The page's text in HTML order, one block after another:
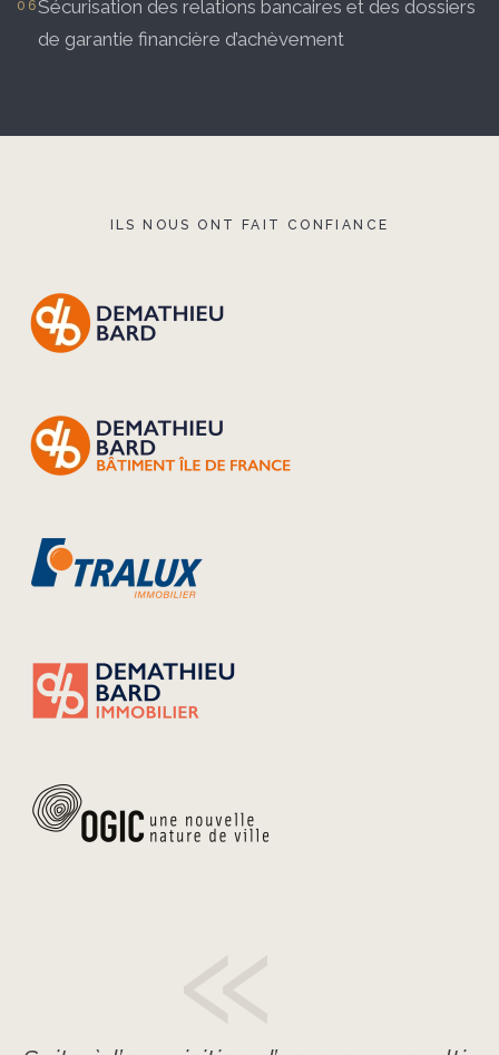
Sécurisation des relations bancaires et des dossiers
de garantie financière d’achèvement
ILS NOUS ONT FAIT CONFIANCE